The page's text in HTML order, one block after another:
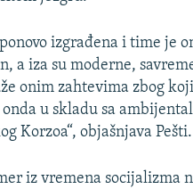
izgrađena i time je
a iza su moderne,
onim zahtevima zbog
u skladu sa
Korzoa“, objašnjava Pešti.
iz vremena socijalizma